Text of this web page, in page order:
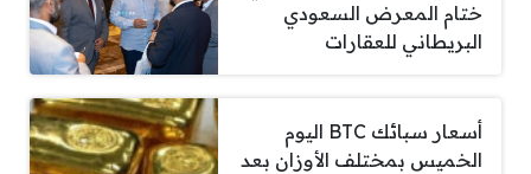
ختام المعرض السعودي
البريطاني للعقارات
أسعار سبائك BTC اليوم
الخميس بمختلف الأوزان بعد